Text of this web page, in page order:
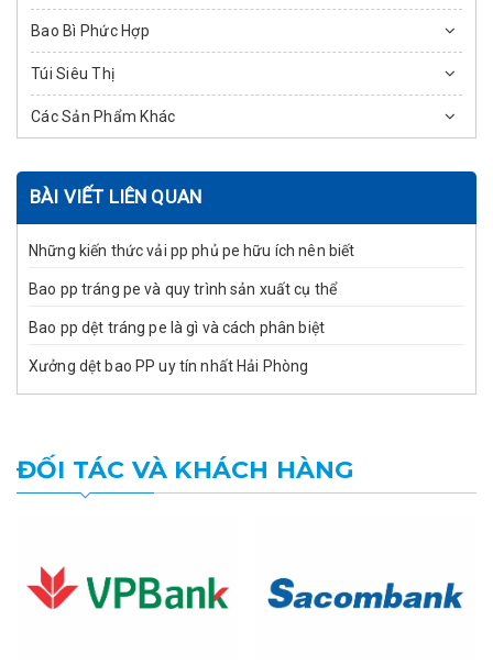
Bao Bì Phức Hợp
Túi Siêu Thị
Các Sản Phẩm Khác
BÀI VIẾT LIÊN QUAN
Những kiến thức vải pp phủ pe hữu ích nên biết
Bao pp tráng pe và quy trình sản xuất cụ thể
Bao pp dệt tráng pe là gì và cách phân biệt
Xưởng dệt bao PP uy tín nhất Hải Phòng
ĐỐI TÁC VÀ KHÁCH HÀNG